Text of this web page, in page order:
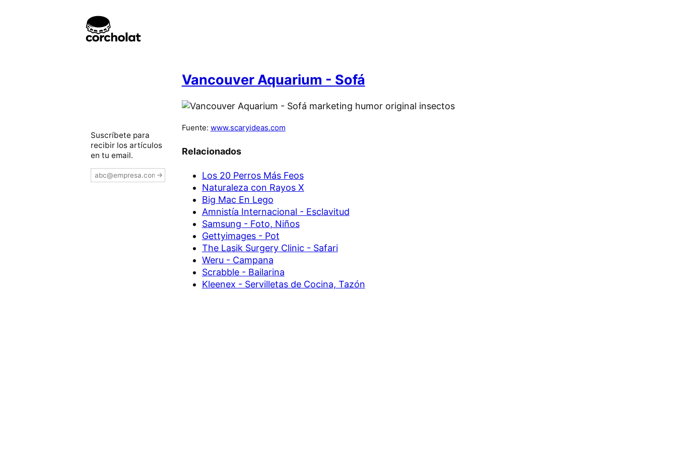
Vancouver Aquarium - Sofá
Fuente: www.scaryideas.com
Relacionados
Los 20 Perros Más Feos
Naturaleza con Rayos X
Big Mac En Lego
Amnistía Internacional - Esclavitud
Samsung - Foto, Niños
Gettyimages - Pot
The Lasik Surgery Clinic - Safari
Weru - Campana
Scrabble - Bailarina
Kleenex - Servilletas de Cocina, Tazón
Suscríbete para
recibir los artículos
en tu email.